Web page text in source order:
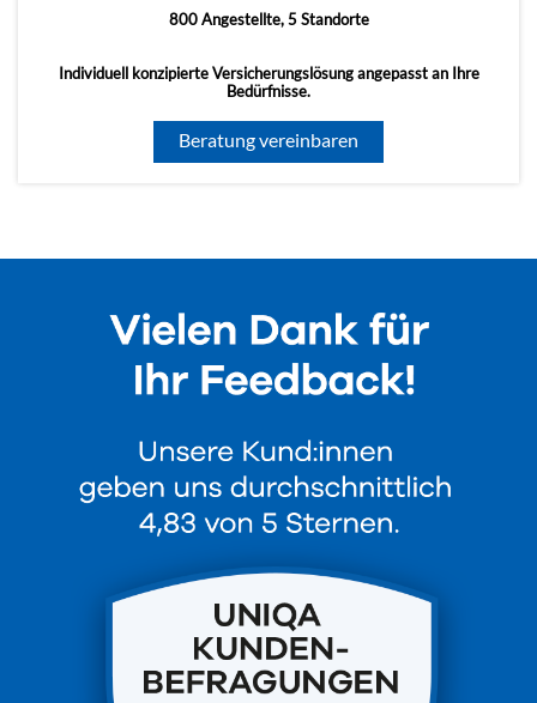
800 Angestellte, 5 Standorte
Individuell konzipierte Versicherungslösung angepasst an Ihre
Bedürfnisse.
Beratung vereinbaren